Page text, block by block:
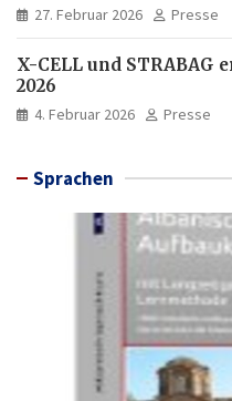
27. Februar 2026 Presse
X-CELL und STRABAG
2026
4. Februar 2026 Presse
Sprachen